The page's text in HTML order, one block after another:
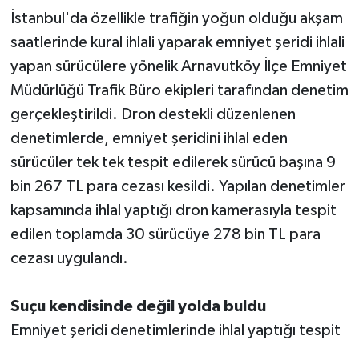
İstanbul'da özellikle trafiğin yoğun olduğu akşam
saatlerinde kural ihlali yaparak emniyet şeridi ihlali
yapan sürücülere yönelik Arnavutköy İlçe Emniyet
Müdürlüğü Trafik Büro ekipleri tarafından denetim
gerçekleştirildi. Dron destekli düzenlenen
denetimlerde, emniyet şeridini ihlal eden
sürücüler tek tek tespit edilerek sürücü başına 9
bin 267 TL para cezası kesildi. Yapılan denetimler
kapsamında ihlal yaptığı dron kamerasıyla tespit
edilen toplamda 30 sürücüye 278 bin TL para
cezası uygulandı.
Suçu kendisinde değil yolda buldu
Emniyet şeridi denetimlerinde ihlal yaptığı tespit